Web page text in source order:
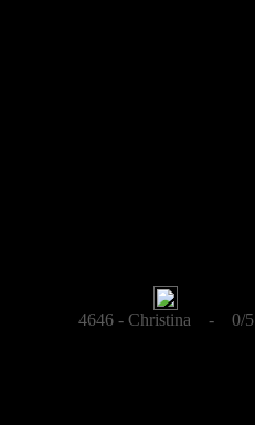
4646 - Christina - 0/5